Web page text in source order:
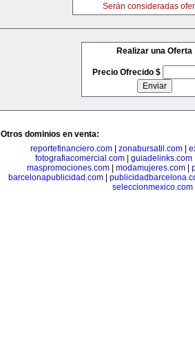
Serán consideradas
Realizar una Oferta
Precio Ofrecido $
Otros dominios en venta:
reportefinanciero.com| zonabursatil.com|
fotografiacomercial.com
guiadelinks.com
maspromociones.com
modamujeres.com
barcelonapublicidad.com|
seleccionmexico.com